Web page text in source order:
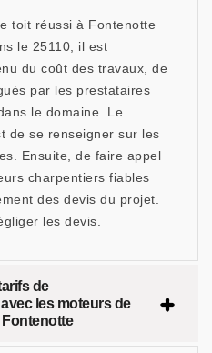
toit réussi à Fontenotte
le 25110, il est
du coût des travaux, de
par les prestataires
le domaine. Le
de se renseigner sur les
Ensuite, de faire appel
charpentiers fiables
des devis du projet.
les devis.
de
les moteurs de